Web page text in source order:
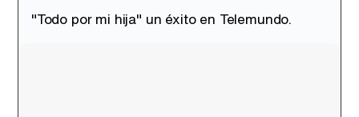
"Todo por mi hija" un éxito en Telemundo.